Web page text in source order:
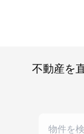
不動産を